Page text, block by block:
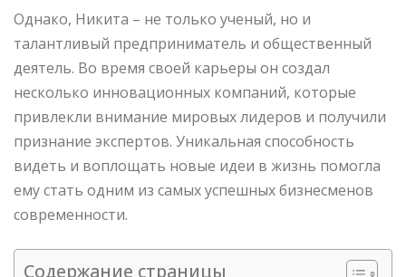
Однако, Никита – не только ученый, но и
талантливый предприниматель и общественный
деятель. Во время своей карьеры он создал
несколько инновационных компаний, которые
привлекли внимание мировых лидеров и получили
признание экспертов. Уникальная способность
видеть и воплощать новые идеи в жизнь помогла
ему стать одним из самых успешных бизнесменов
современности.
Содержание страницы